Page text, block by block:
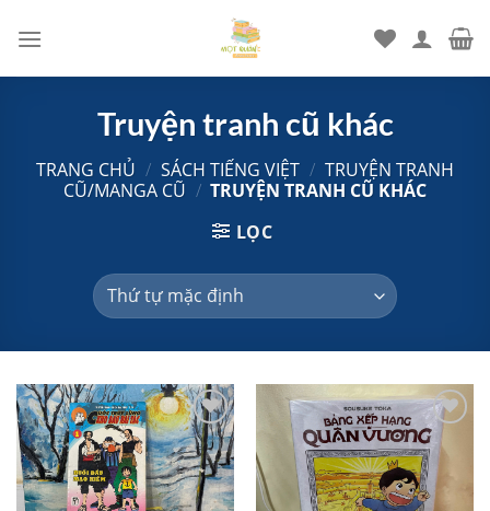
đến
Truyện tranh cũ khác
TRANG CHỦ / SÁCH TIẾNG VIỆT / TRUYỆN TRANH
CŨ/MANGA CŨ / TRUYỆN TRANH CŨ KHÁC
LỌC